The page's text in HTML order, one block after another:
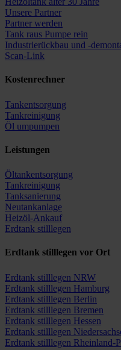
Unsere Partner
Partner werden
Tank raus Pumpe rein
Industrierückbau und -
Scan-Link
Kostenrechner
Tankentsorgung
Tankreinigung
Öl umpumpen
Leistungen
Öltankentsorgung
Tankreinigung
Tanksanierung
Neutankanlage
Heizöl-Ankauf
Erdtank stilllegen
Erdtank stilllegen vor Ort
Erdtank stilllegen NRW
Erdtank stilllegen Hamburg
Erdtank stilllegen Berlin
Erdtank stilllegen Bremen
Erdtank stilllegen Hessen
Erdtank stilllegen
Erdtank stilllegen Rheinland-